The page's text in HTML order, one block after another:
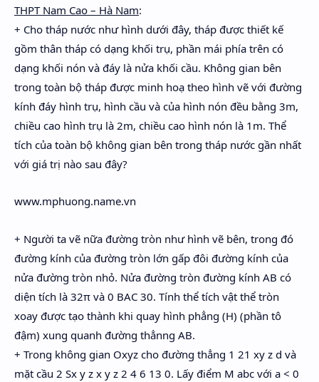
THPT Nam Cao – Hà Nam:
+ Cho tháp nước như hình dưới đây, tháp được thiết kế
gồm thân tháp có dạng khối trụ, phần mái phía trên có
dạng khối nón và đáy là nửa khối cầu. Không gian bên
trong toàn bộ tháp được minh hoạ theo hình vẽ với đường
kính đáy hình trụ, hình cầu và của hình nón đều bằng 3m,
chiều cao hình trụ là 2m, chiều cao hình nón là 1m. Thể
tích của toàn bộ không gian bên trong tháp nước gần nhất
với giá trị nào sau đây?
www.mphuong.name.vn
+ Người ta vẽ nữa đường tròn như hình vẽ bên, trong đó
đường kính của đường tròn lớn gấp đôi đường kính của
nửa đường tròn nhỏ. Nửa đường tròn đường kính AB có
diện tích là 32π và 0 BAC 30. Tính thể tích vật thể tròn
xoay được tạo thành khi quay hình phẳng (H) (phần tô
đậm) xung quanh đường thẳnng AB.
+ Trong không gian Oxyz cho đường thẳng 1 21 xy z d và
mặt cầu 2 Sx y z x y z 2 4 6 13 0. Lấy điểm M abc với a < 0